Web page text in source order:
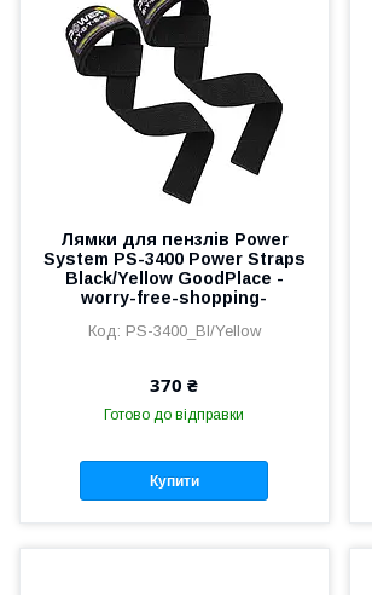
Лямки для пензлів Power
System PS-3400 Power Straps
Black/Yellow GoodPlace -
worry-free-shopping-
PS-3400_Bl/Yellow
370 ₴
Готово до відправки
Купити